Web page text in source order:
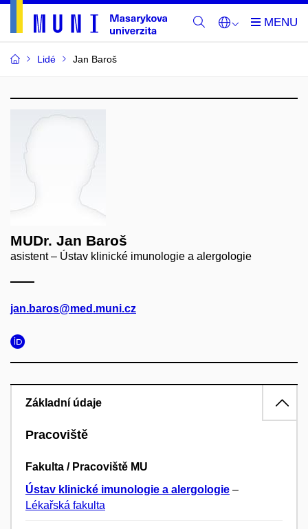
Lidé Jan Baroš
MUDr. Jan Baroš
asistent – Ústav klinické imunologie a alergologie
jan.baros@med.muni.cz
Základní údaje
Pracoviště
Fakulta / Pracoviště MU
Ústav klinické imunologie a alergologie –
Lékařská fakulta